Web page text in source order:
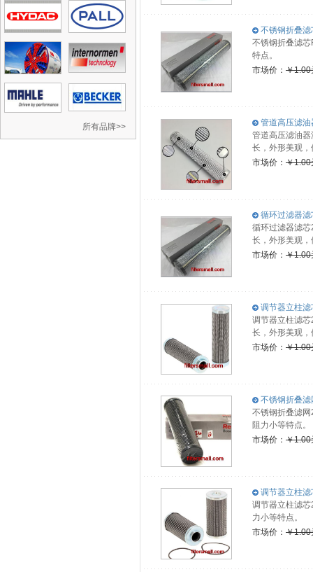
所有品牌>>
不锈钢折叠
不锈钢折叠滤
特点。
市场价： ￥1.00
管道高压滤
管道高压滤油
长，外形美观
市场价： ￥1.00
循环过滤器
循环过滤器滤
长，外形美观
市场价： ￥1.00
调节器立柱
调节器立柱滤
长，外形美观
市场价： ￥1.00
不锈钢折叠
不锈钢折叠滤
阻力小等特点。
市场价： ￥1.00
调节器立柱
调节器立柱滤
力小等特点。
市场价： ￥1.00